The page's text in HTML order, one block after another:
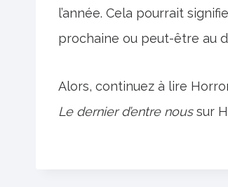
l’année. Cela pourrait
prochaine ou peut-être au
Alors, continuez à lire
Le dernier d’entre noussur